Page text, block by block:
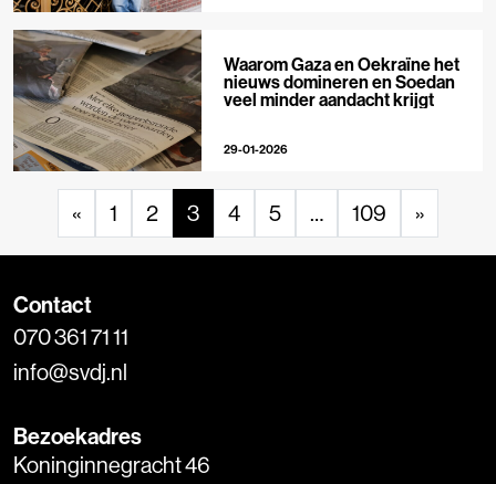
Waarom Gaza en Oekraïne het
nieuws domineren en Soedan
veel minder aandacht krijgt
29-01-2026
« 1 2 3 4 5 … 109 »
Contact
070 361 71 11
info@svdj.nl
Bezoekadres
Koninginnegracht 46